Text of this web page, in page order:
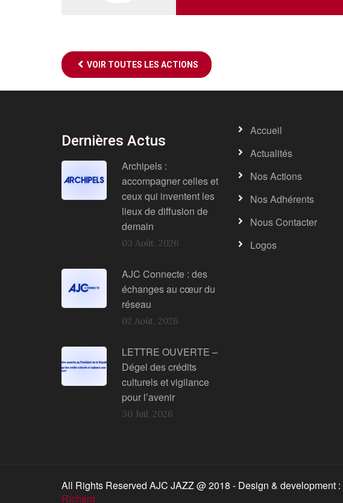
VOIR TOUTES LES ACTIONS
Dernières Actus
Archipels :
accompagner celles et
ceux qui inventent les
lieux de diffusion de
demain
03 Août, 2026
AJC Connecte : des
échanges au cœur du
réseau
02 Août, 2026
LETTRE OUVERTE –
Dégel des crédits
culturels et vigilance
pour l’avenir
30 Juil, 2026
Accueil
Actualités
Nos Actions
Nos Adhérents
Nous Contacter
Logos
All Rights Reserved AJC JAZZ @ 2018 - Design & development :
Richard